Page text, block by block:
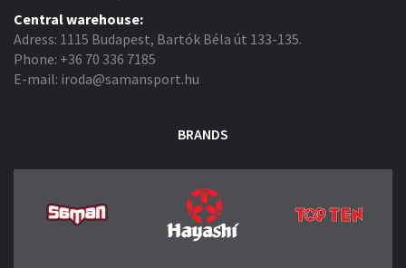
Central warehouse:
Adress: 1115 Budapest, Bartók Béla út 133-135.
Phone: +36 70 336 7185
E-mail: iroda@samansport.hu
BRANDS